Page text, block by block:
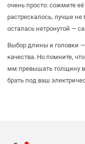
очень просто: сожмите
растрескалось, лучше не
осталась нетронутой —
Выбор длины и головки —
качества. Но помните,
мм превышать толщину
брать под ваш